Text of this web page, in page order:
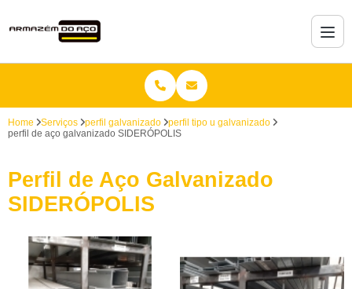
Home Serviços perfil galvanizado
perfil tipo u galvanizado
perfil de aço galvanizado SIDERÓPOLIS
Perfil de Aço Galvanizado
SIDERÓPOLIS